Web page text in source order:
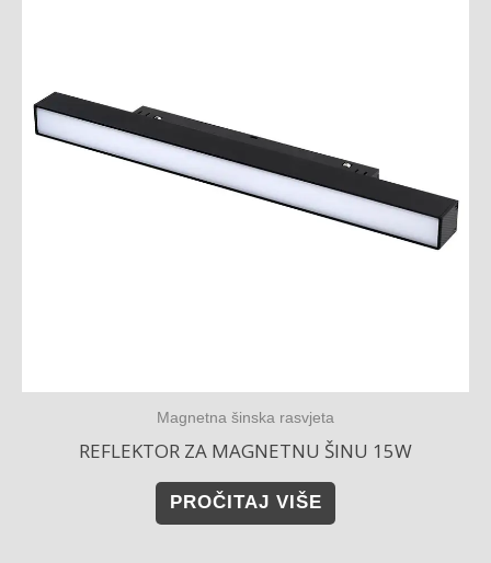
Magnetna šinska rasvjeta
REFLEKTOR ZA MAGNETNU ŠINU 15W
PROČITAJ VIŠE